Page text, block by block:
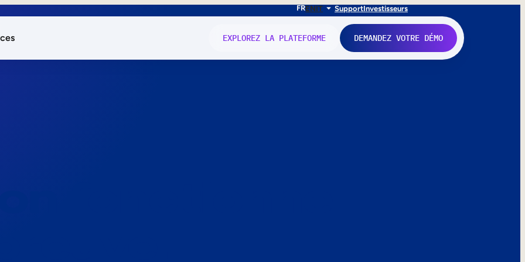
FRENIT SupportInvestisseurs
EXPLOREZ LA PLATEFORME DEMANDEZ VOTRE DÉMO